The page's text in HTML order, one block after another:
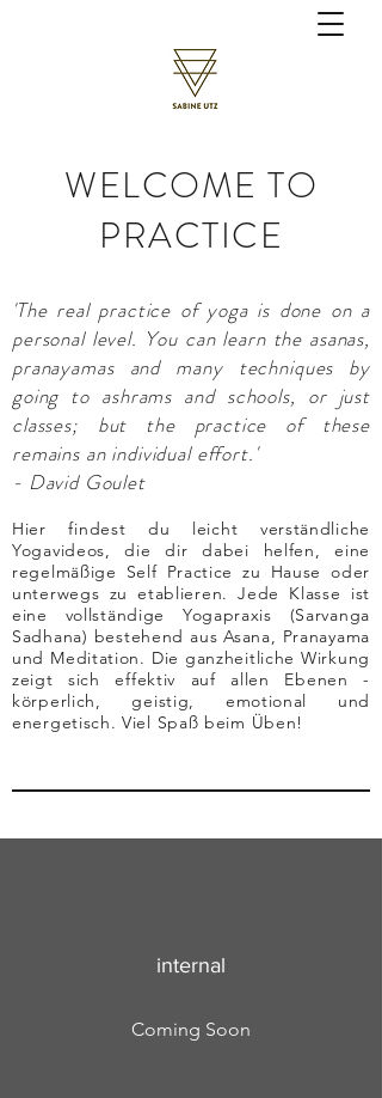
WELCOME TO
PRACTICE
The real practice of yoga is done on a
personal level. You can learn the asanas,
pranayamas and many techniques by
going to ashrams and schools, or just
classes; but the practice of these
remains an individual effort.'
- David Goulet
Hier findest du leicht verständliche
Yogavideos, die dir dabei helfen, eine
regelmäßige Self Practice zu Hause oder
unterwegs zu etablieren. Jede Klasse ist
eine vollständige Yogapraxis (Sarvanga
Sadhana) bestehend aus Asana, Pranayama
und Meditation. Die ganzheitliche Wirkung
zeigt sich effektiv auf allen Ebenen -
körperlich, geistig, emotional und
energetisch. Viel Spaß beim Üben!
internal
Coming Soon